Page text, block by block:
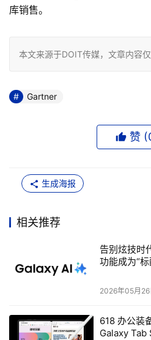
库销售。
本文来源于DOIT传媒，文章内容
Gartner
赞 (
生成海报
相关推荐
告别炫技时
功能成为“标
2026年05月
618 办公装
Galaxy Tab